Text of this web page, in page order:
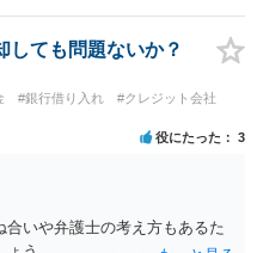
しても問題ないか？
#銀行借り入れ
#クレジット会社
役にたった 3
合いや弁護士の考え方もあるた